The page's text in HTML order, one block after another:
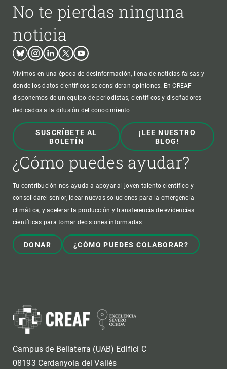
No te pierdas ninguna
noticia
BlueskyInstagram
LinkedinTwitterYoutube
Vivimos en una época de desinformación, llena de noticias falsas y
donde los datos científicos se consideran opiniones. En CREAF
disponemos de un equipo de periodistas, científicos y diseñadores
dedicados a la difusión del conocimiento.
SUSCRÍBETE AL
BOLETÍN
¡LEE NUESTRO
BLOG!
¿Cómo puedes ayudar?
Tu contribución nos ayuda a apoyar al joven talento científico y
consolidarel senior, idear nuevas soluciones para la emergencia
climática, y acelerar la producción y transferencia de evidencias
científicas para tomar decisiones informadas.
DONAR ¿CÓMO PUEDES COLABORAR?
Campus de Bellaterra (UAB) Edifici C
08193 Cerdanyola del Vallès